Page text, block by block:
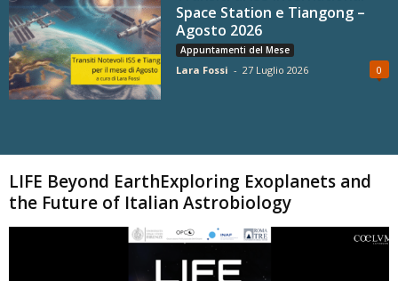
Space Station e Tiangong –
Agosto 2026
Appuntamenti del Mese
Lara Fossi - 27 Luglio 2026 0
LIFE Beyond EarthExploring Exoplanets and
the Future of Italian Astrobiology